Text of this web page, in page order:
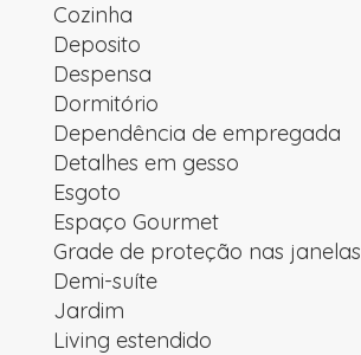
Cozinha
Deposito
Despensa
Dormitório
Dependência de empregada
Detalhes em gesso
Esgoto
Espaço Gourmet
Grade de proteção nas janelas
Demi-suíte
Jardim
Living estendido